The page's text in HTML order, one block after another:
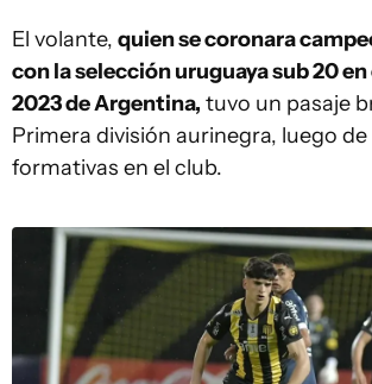
El volante, quien se coronara
con la selección uruguaya sub 20
2023 de Argentina, tuvo un pasaje
Primera división aurinegra, luego de
formativas en el club.